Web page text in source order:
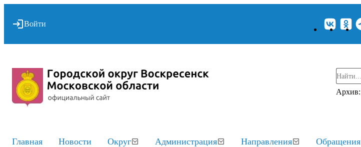
Войти
Архив:
Главная Новости Округ Администрация Направления Обращения